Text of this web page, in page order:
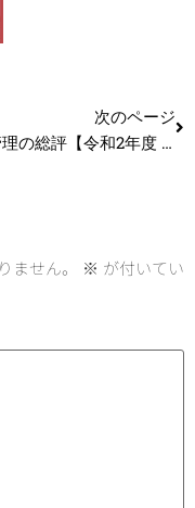
次のページ
運営管理の総評【令和2年度 中小企業診断士1次試験】
ません。 ※ が付いてい